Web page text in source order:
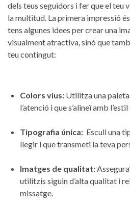
dels teus seguidors i fer ⁣que‌ el teu
la multitud.​ La ⁢primera impressió⁣
tens algunes idees ⁣per crear una
visualment atractiva,⁣ sinó que
teu​ contingut:
Colors‍ vius: ⁣Utilitza una
l’atenció i que s’alineï amb⁣
Tipografia ⁢única: Escull una
llegir i que transmeti la⁤ teva
Imatges de qualitat:
utilitzis‌ siguin d’alta qualitat i
missatge.